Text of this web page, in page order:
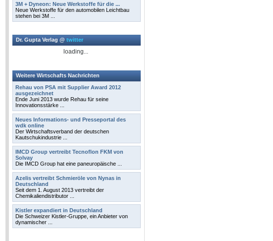
3M + Dyneon: Neue Werkstoffe für die ...
Neue Werkstoffe für den automobilen Leichtbau
stehen bei 3M ...
Dr. Gupta Verlag @ twitter
loading...
Weitere Wirtschafts Nachrichten
Rehau von PSA mit Supplier Award 2012
ausgezeichnet
Ende Juni 2013 wurde Rehau für seine
Innovationsstärke ...
Neues Informations- und Presseportal des
wdk online
Der Wirtschaftsverband der deutschen
Kautschukindustrie ...
IMCD Group vertreibt Tecnoflon FKM von
Solvay
Die IMCD Group hat eine paneuropäische ...
Azelis vertreibt Schmieröle von Nynas in
Deutschland
Seit dem 1. August 2013 vertreibt der
Chemikaliendistributor ...
Kistler expandiert in Deutschland
Die Schweizer Kistler-Gruppe, ein Anbieter von
dynamischer ...